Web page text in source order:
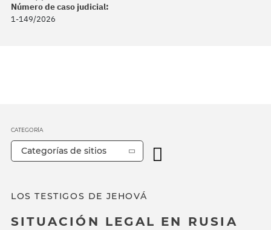
Número de caso judicial:
1-149/2026
LOS TESTIGOS DE JEHOVÁ
SITUACIÓN LEGAL EN RUSIA
CATEGORÍA
Categorías de sitios